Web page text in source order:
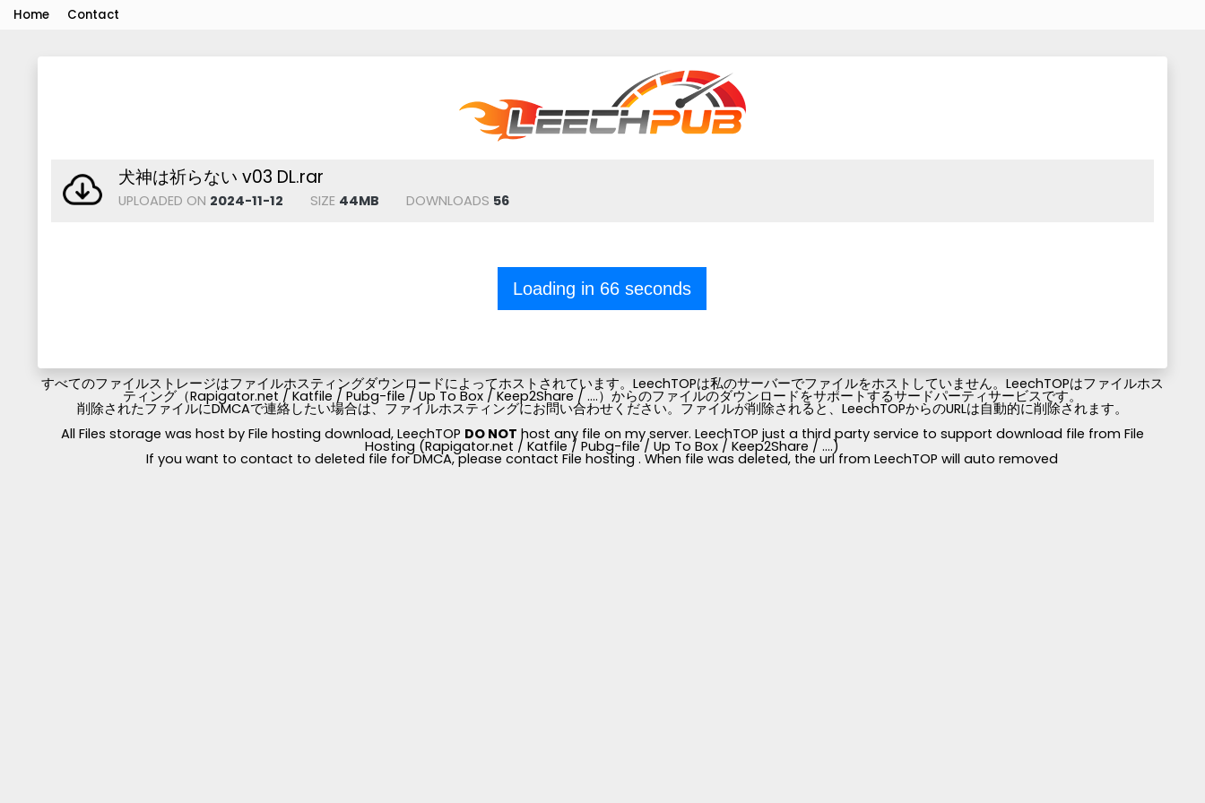
Home Contact
犬神は祈らない v03 DL.rar
UPLOADED ON 2024-11-12 SIZE 44MB DOWNLOADS 56
Loading in 66 seconds
すべてのファイルストレージはファイルホスティングダウンロードによってホストされています。LeechTOPは私のサーバーでファイルをホストしていません。LeechTOPはファイルホス
ティング（Rapigator.net / Katfile / Pubg-file / Up To Box / Keep2Share / ....）からのファイルのダウンロードをサポートするサードパーティサービスです。
削除されたファイルにDMCAで連絡したい場合は、ファイルホスティングにお問い合わせください。ファイルが削除されると、LeechTOPからのURLは自動的に削除されます。
All Files storage was host by File hosting download, LeechTOP DO NOT host any file on my server. LeechTOP just a third party service to support download file from File
Hosting (Rapigator.net / Katfile / Pubg-file / Up To Box / Keep2Share / ....)
If you want to contact to deleted file for DMCA, please contact File hosting . When file was deleted, the url from LeechTOP will auto removed